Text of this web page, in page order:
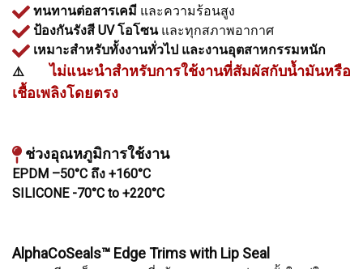
ทนทานต่อสารเคมี และความร้อนสูง
ป้องกันรังสี UV โอโซนและทุกสภาพอากาศ
เหมาะสำหรับทั้งงานทั่วไป และงานอุตสาหกรรมหนัก
️⚠️ ไม่แนะนำสำหรับการใช้งานที่สัมผัสกับน้ำมันหรือ
เชื้อเพลิงโดยตรง
ช่วงอุณหภูมิการใช้งาน
EPDM –50°C ถึง +160°C
SILICONE -70°C to +220°C
AlphaCoSeals™ Edge Trims with Lip Seal